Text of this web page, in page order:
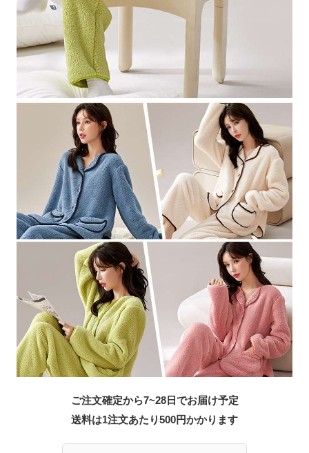
ご注文確定から7~28日でお届け予定
送料は1注文あたり500円かかります